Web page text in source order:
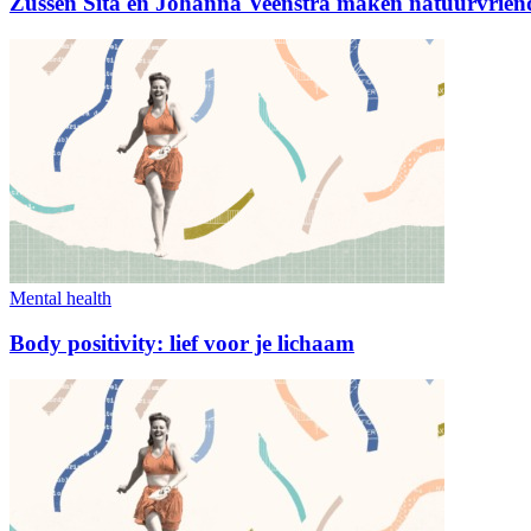
Mental health
Body positivity: lief voor je lichaam